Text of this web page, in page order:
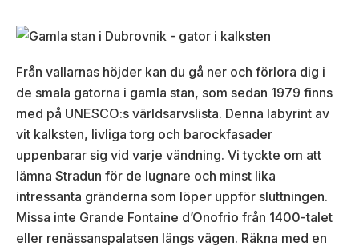
Från vallarnas höjder kan du gå ner och förlora dig i
de smala gatorna i gamla stan, som sedan 1979 finns
med på UNESCO:s världsarvslista. Denna labyrint av
vit kalksten, livliga torg och barockfasader
uppenbarar sig vid varje vändning. Vi tyckte om att
lämna Stradun för de lugnare och minst lika
intressanta gränderna som löper uppför sluttningen.
Missa inte Grande Fontaine d’Onofrio från 1400-talet
eller renässanspalatsen längs vägen. Räkna med en